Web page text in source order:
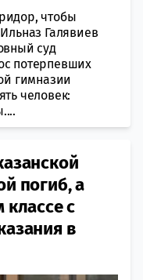
чтобы
Галявиев
суд
потерпевших
гимназии
человек:
погиб, а
классе с
в